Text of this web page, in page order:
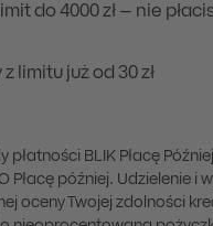
do 4000 zł – nie
limitu już od 30 zł
płatności BLIK Płacę
Płacę później. Udzielenie i
oceny Twojej zdolności